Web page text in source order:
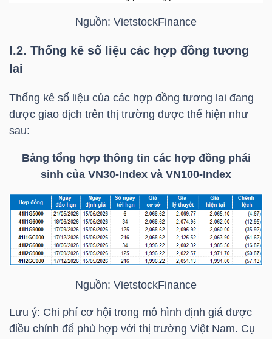
Nguồn: VietstockFinance
I.2. Thống kê số liệu các hợp đồng tương
lai
Thống kê số liệu của các hợp đồng tương lai đang
được giao dịch trên thị trường được thể hiện như
sau:
Bảng tổng hợp thông tin các hợp đồng phái
sinh của VN30-Index và VN100-Index
Nguồn: VietstockFinance
Lưu ý: Chi phí cơ hội trong mô hình định giá được
điều chỉnh để phù hợp với thị trường Việt Nam. Cụ
CHÍNH
CÔNG
THÔNG
DỊCH
VỤ